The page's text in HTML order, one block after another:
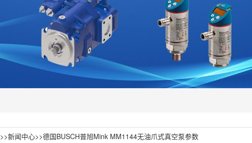
>>新闻中心>>德国BUSCH普旭Mink MM1144无油爪式真空泵参数